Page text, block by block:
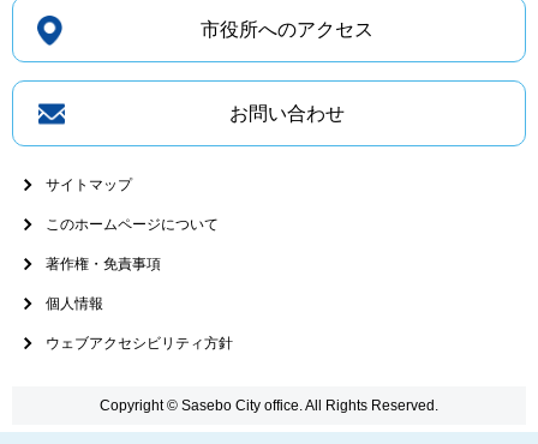
市役所へのアクセス
お問い合わせ
サイトマップ
このホームページについて
著作権・免責事項
個人情報
ウェブアクセシビリティ方針
Copyright © Sasebo City office. All Rights Reserved.